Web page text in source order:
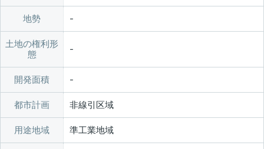
地勢
土地の権利形
態
開発面積
都市計画 非線引区域
用途地域 準工業地域